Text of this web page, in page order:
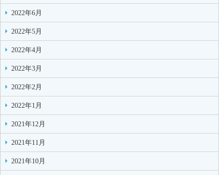
2022年6月
2022年5月
2022年4月
2022年3月
2022年2月
2022年1月
2021年12月
2021年11月
2021年10月